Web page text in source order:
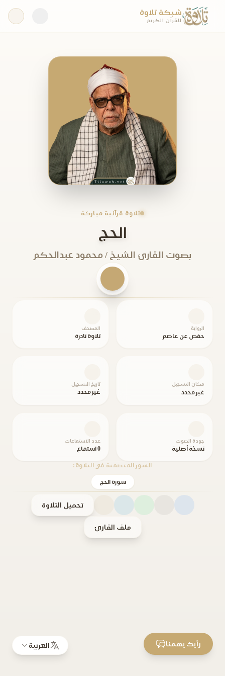
شبكة تلاوة
للقرآن الكريم
تلاوة قرآنية مباركة
الحج
بصوت القارئ الشيخ / محمود عبدالحكم
الرواية
حفص عن عاصم
المصحف
تلاوة نادرة
مكان التسجيل
غير محدد
تاريخ التسجيل
غير محدد
جودة الصوت
نسخة أصلية
عدد الاستماعات
0 استماع
السور المتضمنة في التلاوة:
سورة الحج
تحميل التلاوة
ملف القارئ
العربية رأيك يهمنا